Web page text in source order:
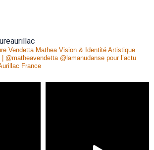
Vendetta Mathea Vision & Identité Artistique
| @matheavendetta@lamanudanse pour l’actu
France